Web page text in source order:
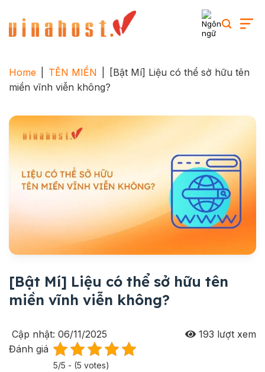
content
Home TÊN MIỀN
[Bật Mí] Liệu có thể sở hữu tên
miền vĩnh viễn không?
[Bật Mí] Liệu có thể sở hữu tên
miền vĩnh viễn không?
Cập nhật: 06/11/2025 193 lượt xem
Đánh giá
5/5 - (5 votes)